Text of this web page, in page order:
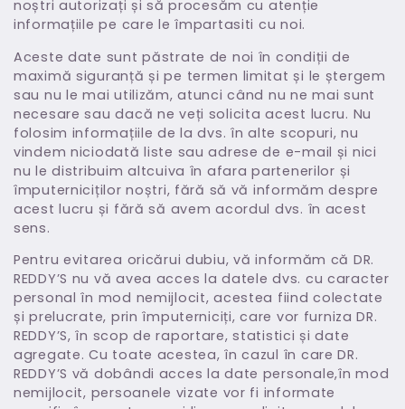
noștri autorizați și să procesăm cu atenție
informațiile pe care le împartasiti cu noi.
Aceste date sunt păstrate de noi în condiții de
maximă siguranță și pe termen limitat și le ștergem
sau nu le mai utilizăm, atunci când nu ne mai sunt
necesare sau dacă ne veți solicita acest lucru. Nu
folosim informațiile de la dvs. în alte scopuri, nu
vindem niciodată liste sau adrese de e-mail și nici
nu le distribuim altcuiva în afara partenerilor și
împuterniciților noștri, fără să vă informăm despre
acest lucru și fără să avem acordul dvs. în acest
sens.
Pentru evitarea oricărui dubiu, vă informăm că DR.
REDDY’S nu vă avea acces la datele dvs. cu caracter
personal în mod nemijlocit, acestea fiind colectate
și prelucrate, prin împuterniciți, care vor furniza DR.
REDDY’S, în scop de raportare, statistici și date
agregate. Cu toate acestea, în cazul în care DR.
REDDY’S vă dobândi acces la date personale,în mod
nemijlocit, persoanele vizate vor fi informate